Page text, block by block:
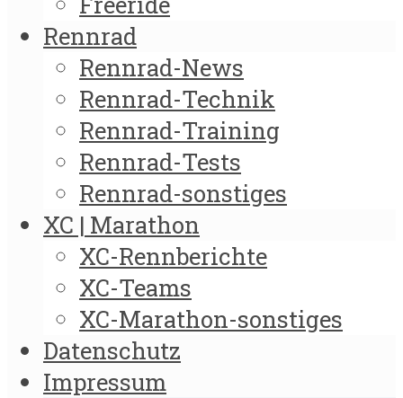
Rennrad
Rennrad-News
Rennrad-Technik
Rennrad-Training
Rennrad-Tests
Rennrad-sonstiges
XC | Marathon
XC-Rennberichte
XC-Teams
XC-Marathon-sonstiges
Datenschutz
Impressum